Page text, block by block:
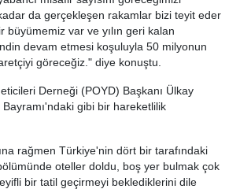
da gerçekleşen rakamlar bizi teyit eder
büyümemiz var ve yılın geri kalan
devam etmesi koşuluyla 50 milyonun
göreceğiz." diye konuştu.
Derneği (POYD) Başkanı Ülkay
gibi bir hareketlilik
rağmen Türkiye'nin dört bir tarafındaki
oteller doldu, boş yer bulmak çok
bir tatil geçirmeyi beklediklerini dile